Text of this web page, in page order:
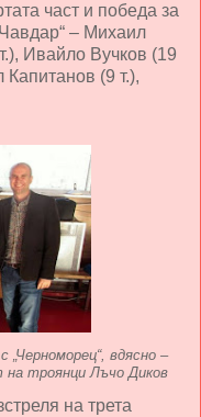
част и победа за
– Михаил
Ивайло Вучков (19
(9 т.),
с „Черноморец“, вдясно –
на троянци Лъчо Диков
на трета